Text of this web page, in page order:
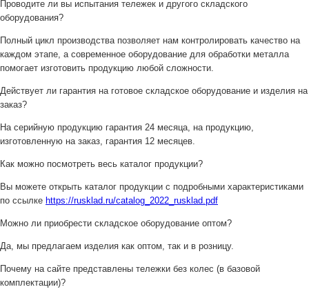
Проводите ли вы испытания тележек и другого складского
оборудования?
Полный цикл производства позволяет нам контролировать качество на
каждом этапе, а современное оборудование для обработки металла
помогает изготовить продукцию любой сложности.
Действует ли гарантия на готовое складское оборудование и изделия на
заказ?
На серийную продукцию гарантия 24 месяца, на продукцию,
изготовленную на заказ, гарантия 12 месяцев.
Как можно посмотреть весь каталог продукции?
Вы можете открыть каталог продукции с подробными характеристиками
по ссылке https://rusklad.ru/catalog_2022_rusklad.pdf
Можно ли приобрести складское оборудование оптом?
Да, мы предлагаем изделия как оптом, так и в розницу.
Почему на сайте представлены тележки без колес (в базовой
комплектации)?